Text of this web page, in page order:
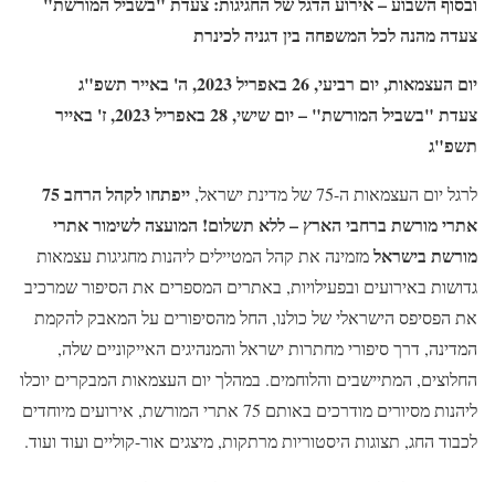
צעדה מהנה לכל המשפחה בין דגניה לכינרת
יום העצמאות, יום רביעי, 26 באפריל 2023, ה' באייר תשפ"ג
צעדת "בשביל המורשת" – יום שישי, 28 באפריל 2023, ז' באייר
תשפ"ג
לרגל יום העצמאות ה-75 של מדינת ישראל,
ייפתחו לקהל הרחב 75
אתרי מורשת ברחבי הארץ – ללא תשלום! המועצה לשימור אתרי
מורשת בישראלמזמינה את קהל המטיילים ליהנות מחגיגות עצמאות
גדושות באירועים ובפעילויות, באתרים המספרים את הסיפור שמרכיב
את הפסיפס הישראלי של כולנו, החל מהסיפורים על המאבק להקמת
המדינה, דרך סיפורי מחתרות ישראל והמנהיגים האייקוניים שלה,
החלוצים, המתיישבים והלוחמים. במהלך יום העצמאות המבקרים יוכלו
ליהנות מסיורים מודרכים באותם 75 אתרי המורשת, אירועים מיוחדים
לכבוד החג, תצוגות היסטוריות מרתקות, מיצגים אור-קוליים ועוד ועוד.